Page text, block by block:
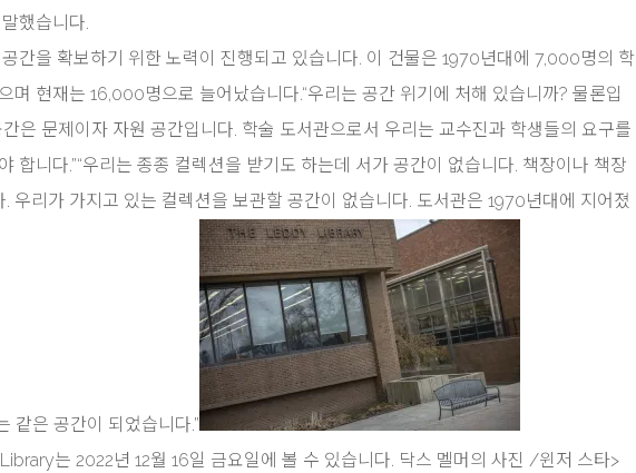
했습니다.
간을 확보하기 위한 노력이 진행되고 있습니다. 이 건물은 1970년대에 7,000명의 학
며 현재는 16,000명으로 늘어났습니다.“우리는 공간 위기에 처해 있습니까? 물론입
은 문제이자 자원 공간입니다. 학술 도서관으로서 우리는 교수진과 학생들의 요구를
합니다.”“우리는 종종 컬렉션을 받기도 하는데 서가 공간이 없습니다. 책장이나 책장
우리가 가지고 있는 컬렉션을 보관할 공간이 없습니다. 도서관은 1970년대에 지어졌
같은 공간이 되었습니다.”
는 2022년 12월 16일 금요일에 볼 수 있습니다. 닥스 멜머의 ​​사진 /윈저 스타>